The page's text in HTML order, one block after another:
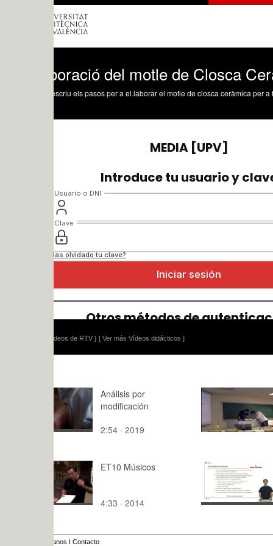
del motle de Closca Ceràmica
els pasos per a el.laborar el motle de closca ceràmica per a foneria
[ Ver más Vídeos didácticos ]
Análisis por
modificación
2:54 · 2019
Seminario
fresca (
2006 ) -
58:37 ·
ET10 Músicos
4:33 · 2014
16:07 ·